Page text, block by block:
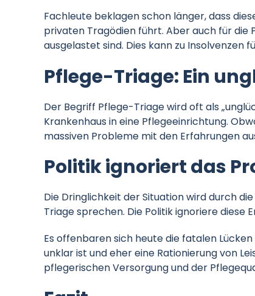
Fachleute beklagen schon länger, dass
privaten Tragödien führt. Aber auch für die
ausgelastet sind. Dies kann zu Insolvenzen
Pflege-Triage: Ein
Der Begriff Pflege-Triage wird oft als
Krankenhaus in eine Pflegeeinrichtung.
massiven Probleme mit den Erfahrungen
Politik ignoriert das
Die Dringlichkeit der Situation wird durch
Triage sprechen. Die Politik ignoriere diese
Es offenbaren sich heute die fatalen
unklar ist und eher eine Rationierung von
pflegerischen Versorgung und der